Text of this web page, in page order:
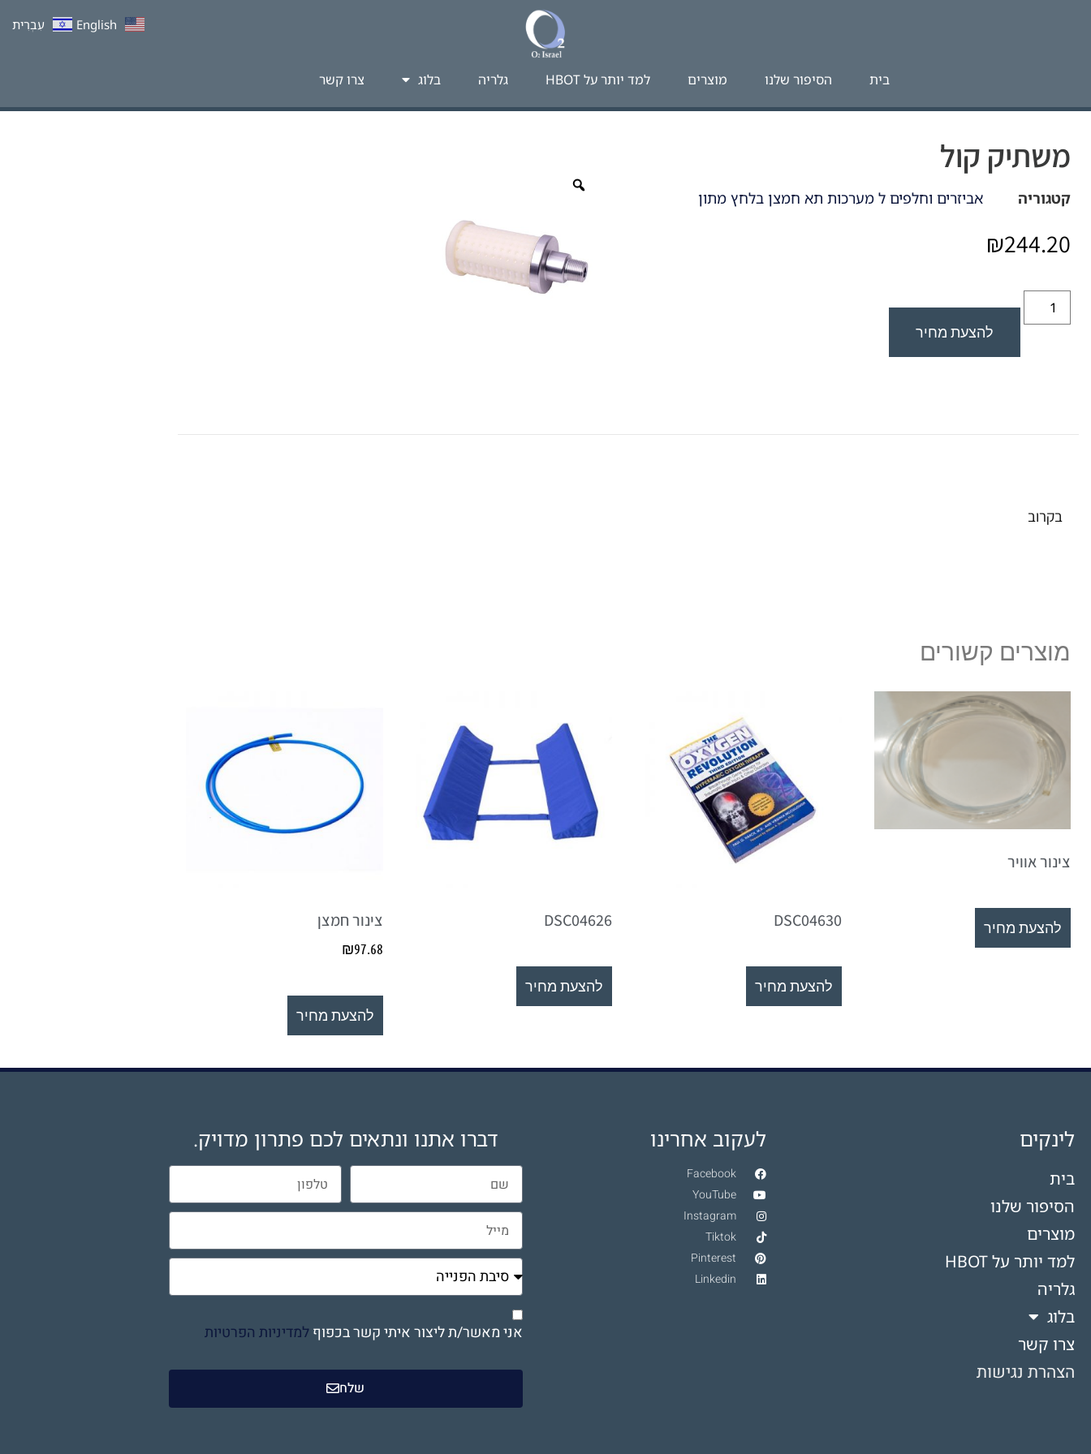
בית הסיפור שלנו מוצרים למד יותר על HBOT​ גלריה בלוג צרו קשר
משתיק קול
קטגוריה אביזרים וחלפים ל מערכות תא חמצן בלחץ מתון
₪244.20
להצעת מחיר
בקרוב
מוצרים קשורים
צינור אוויר
להצעת מחיר DSC04630
להצעת מחיר
DSC04626
להצעת מחיר
צינור חמצן
₪97.68
להצעת מחיר
לינקים
בית
הסיפור שלנו
מוצרים
למד יותר על HBOT​
גלריה
בלוג
צרו קשר
הצהרת נגישות
לעקוב אחרינו
Facebook
YouTube
Instagram
Tiktok
Pinterest
Linkedin
דברו אתנו ונתאים לכם פתרון מדויק.
אני מאשר/ת ליצור איתי קשר בכפוףלמדיניות הפרטיות
שלח
English עִבְרִית